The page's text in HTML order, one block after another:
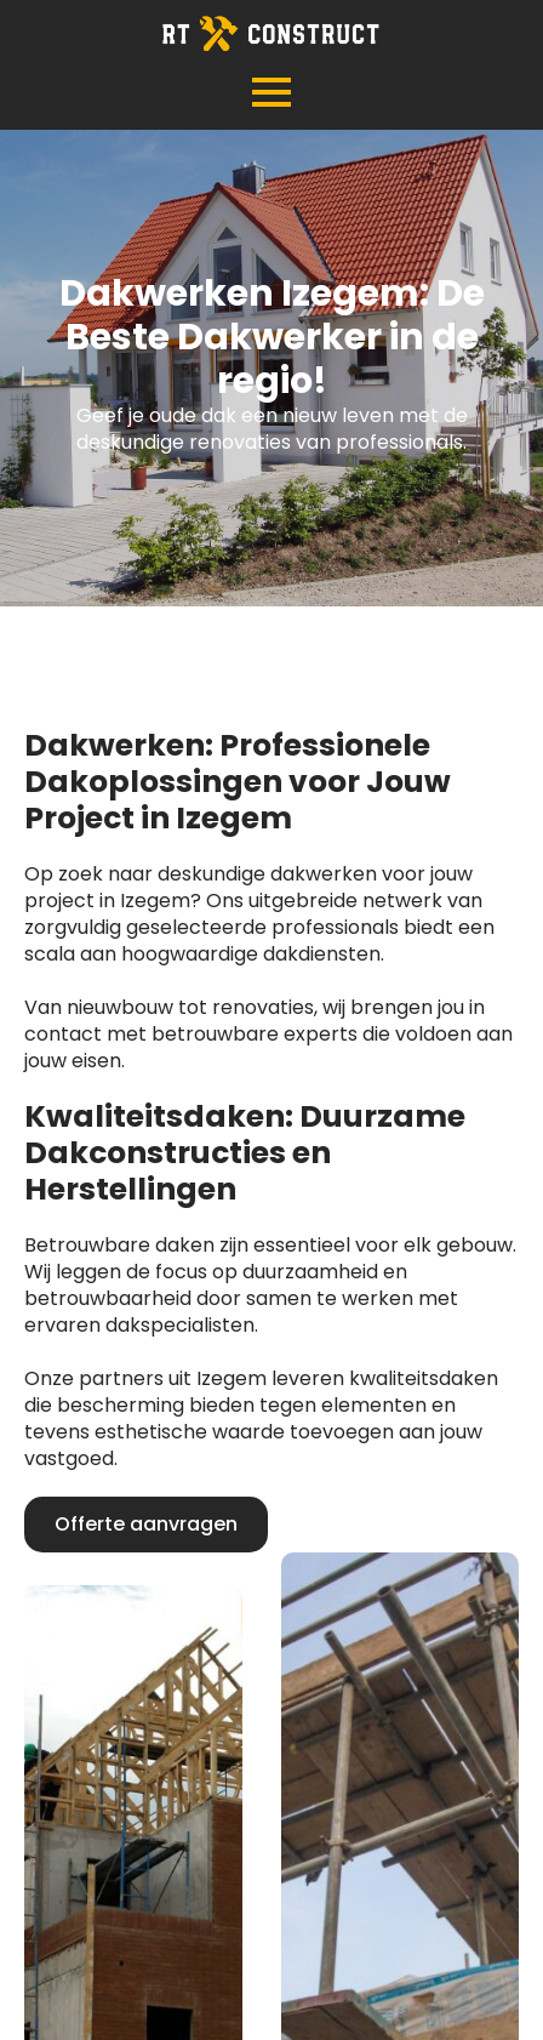
Dakwerken Izegem: De
Beste Dakwerker in de
regio!
Geef je oude dak een nieuw leven met de
deskundige renovaties van professionals.
Dakwerken: Professionele
Dakoplossingen voor Jouw
Project in Izegem
Op zoek naar deskundige dakwerken voor jouw
project in Izegem? Ons uitgebreide netwerk van
zorgvuldig geselecteerde professionals biedt een
scala aan hoogwaardige dakdiensten.
Van nieuwbouw tot renovaties, wij brengen jou in
contact met betrouwbare experts die voldoen aan
jouw eisen.
Kwaliteitsdaken: Duurzame
Dakconstructies en
Herstellingen
Betrouwbare daken zijn essentieel voor elk gebouw.
Wij leggen de focus op duurzaamheid en
betrouwbaarheid door samen te werken met
ervaren dakspecialisten.
Onze partners uit Izegem leveren kwaliteitsdaken
die bescherming bieden tegen elementen en
tevens esthetische waarde toevoegen aan jouw
vastgoed.
Offerte aanvragen